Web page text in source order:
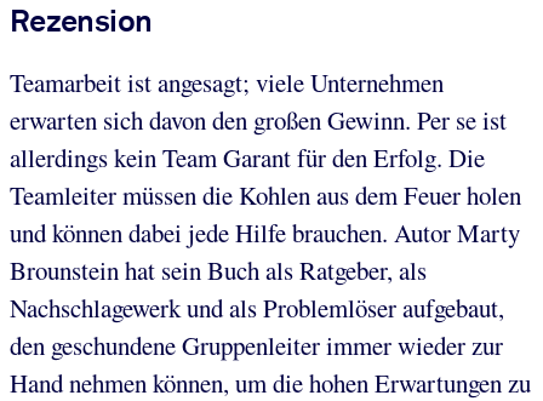
Rezension
Teamarbeit ist angesagt; viele Unternehmen
erwarten sich davon den großen Gewinn. Per se ist
allerdings kein Team Garant für den Erfolg. Die
Teamleiter müssen die Kohlen aus dem Feuer holen
und können dabei jede Hilfe brauchen. Autor Marty
Brounstein hat sein Buch als Ratgeber, als
Nachschlagewerk und als Problemlöser aufgebaut,
den geschundene Gruppenleiter immer wieder zur
Hand nehmen können, um die hohen Erwartungen zu